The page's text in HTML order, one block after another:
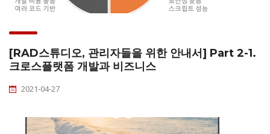
[RAD스튜디오, 관리자들을 위한 안내서] Part 2-1.
크로스플랫폼 개발과 비즈니스
2021-04-27